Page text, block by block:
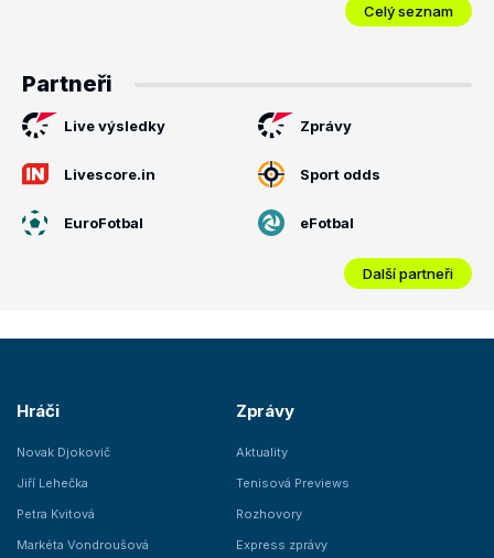
Celý seznam
Partneři
Live výsledky Zprávy
Livescore.in Sport odds
EuroFotbal eFotbal
Další partneři
Hráči
Novak Djokovič
Jiří Lehečka
Petra Kvitová
Markéta Vondroušová
Zprávy
Aktuality
Tenisová Previews
Rozhovory
Express zprávy